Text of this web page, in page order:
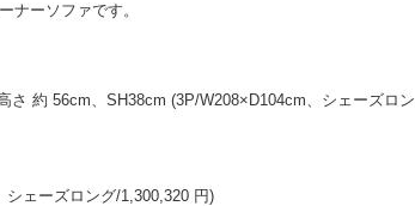
ナーソファです。
さ 約 56cm、SH38cm (3P/W208×D104cm、シェーズロン
ェーズロング/1,300,320 円)